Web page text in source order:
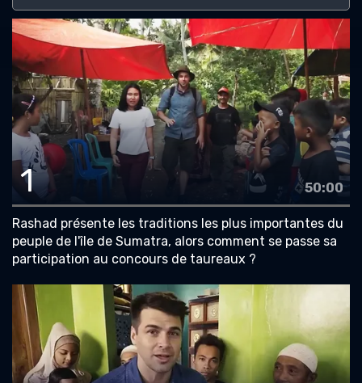
1 50:00
Rashad présente les traditions les plus importantes du
peuple de l'île de Sumatra, alors comment se passe sa
participation au concours de taureaux ?